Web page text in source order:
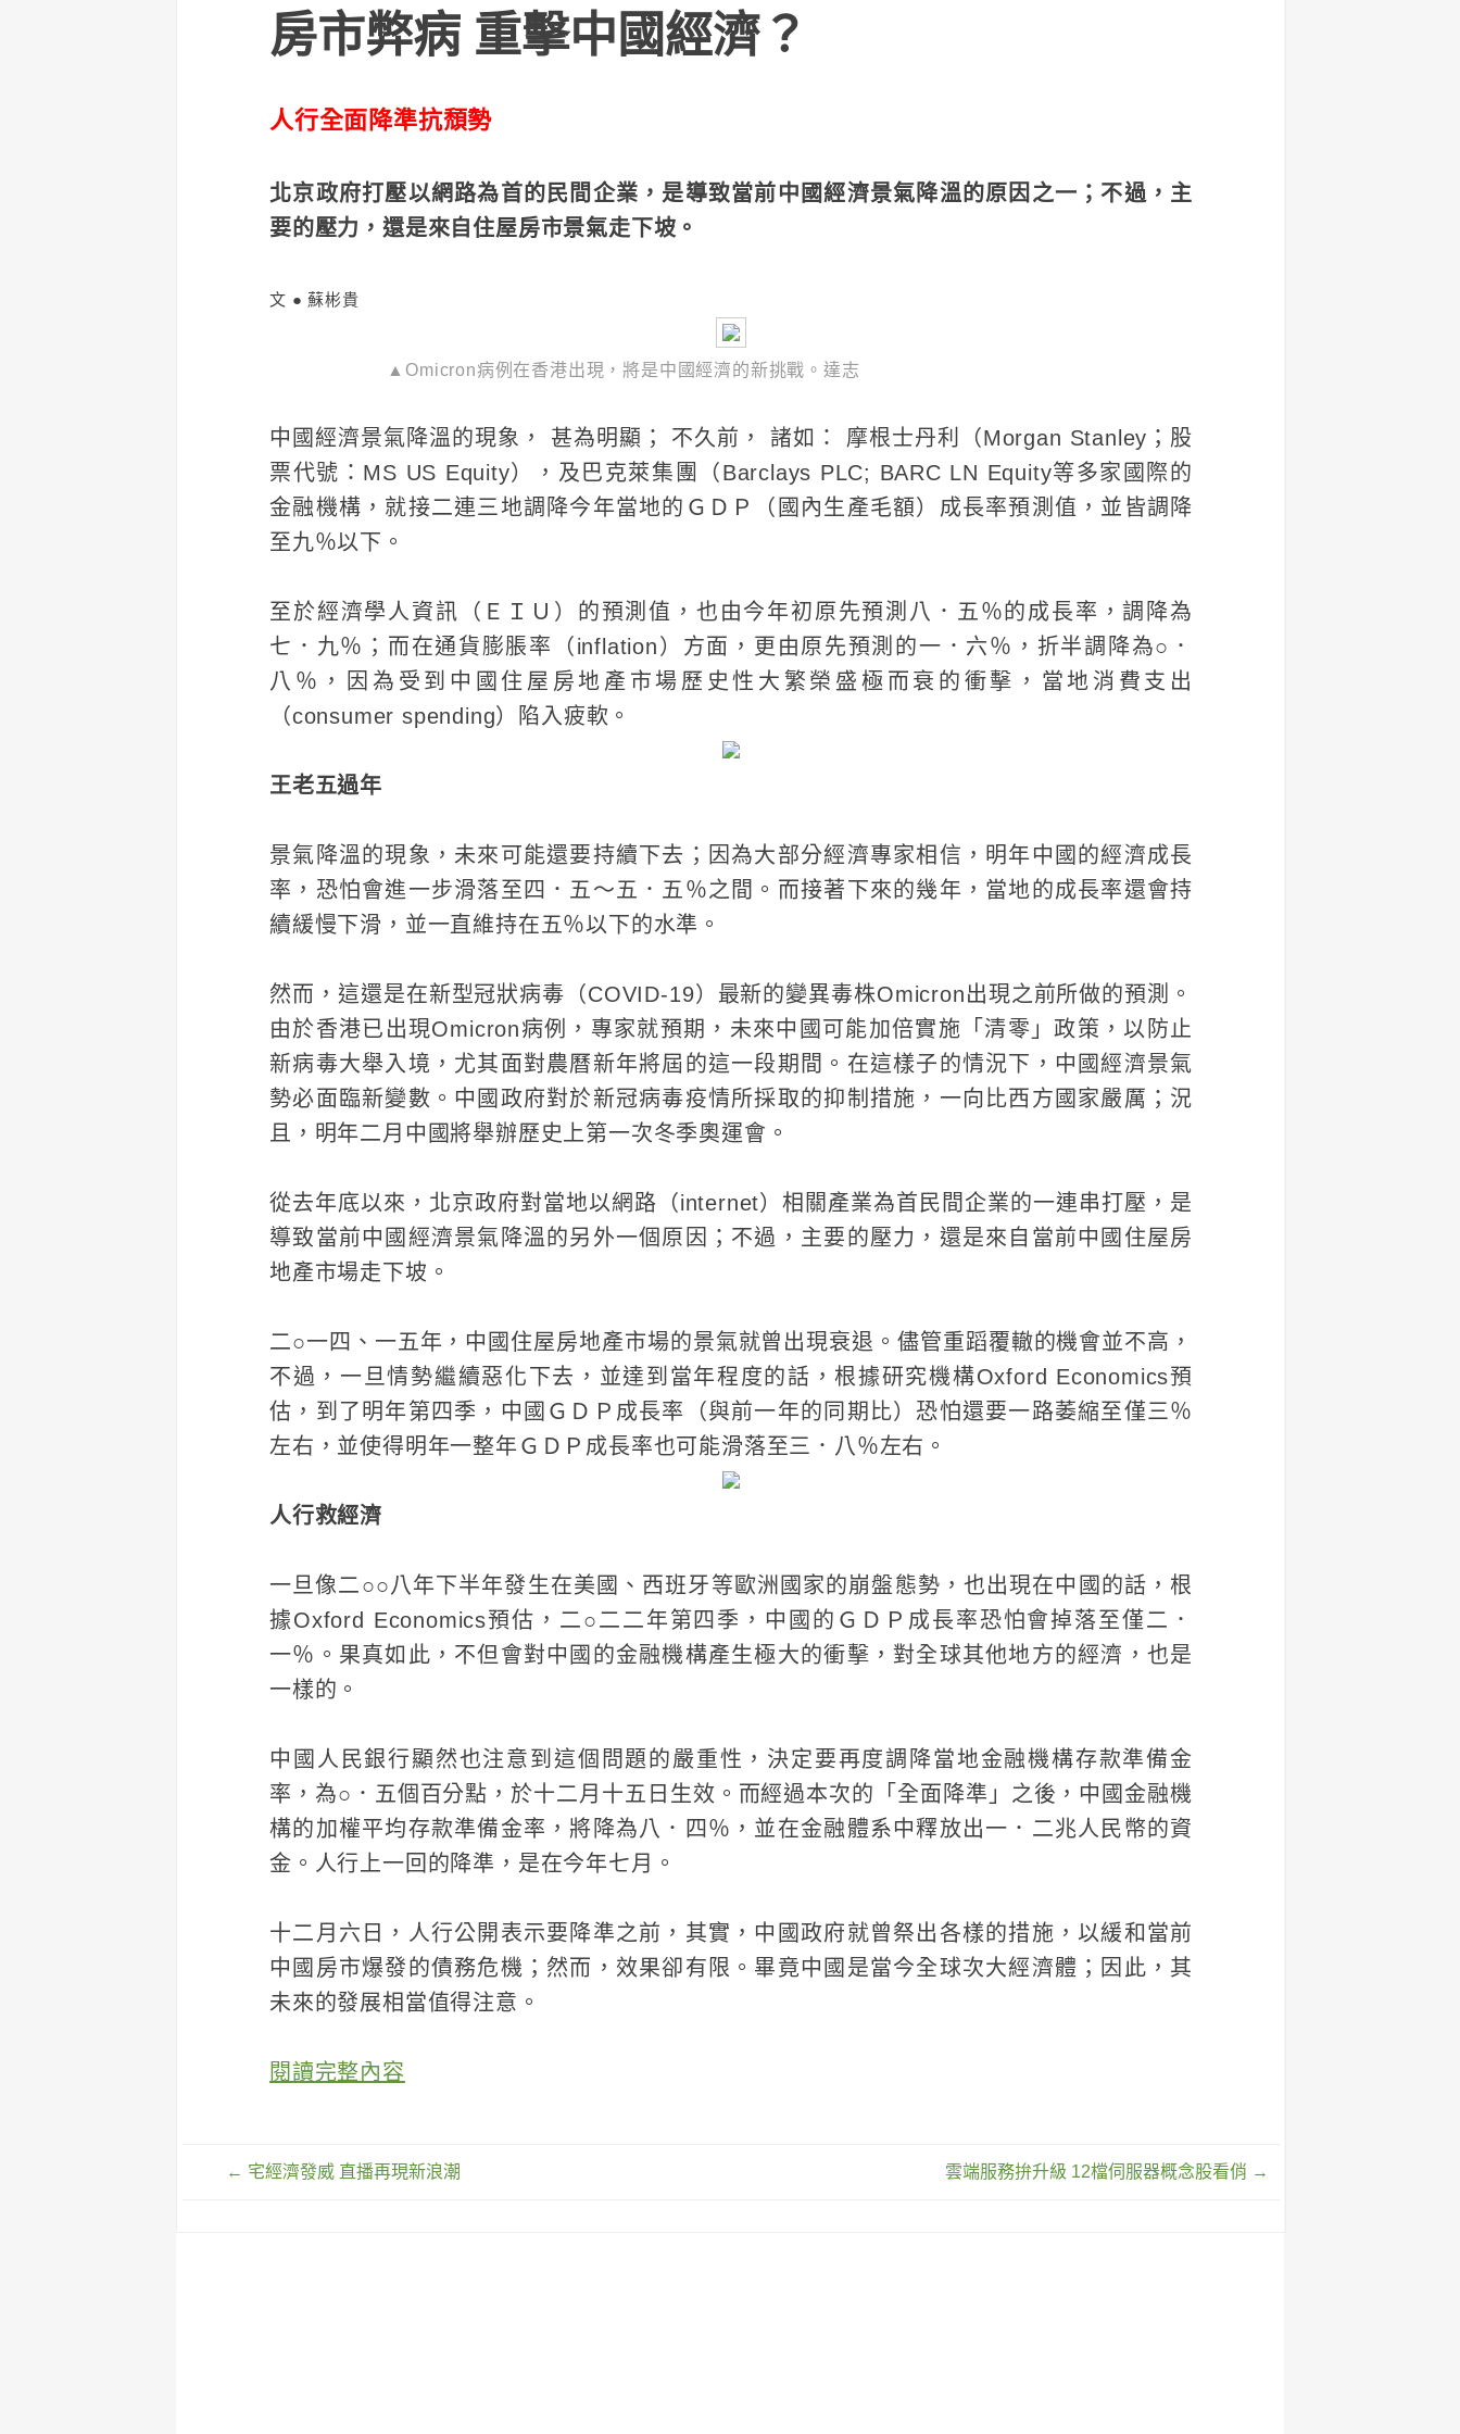
房市弊病 重擊中國經濟？
人行全面降準抗頹勢
北京政府打壓以網路為首的民間企業，是導致當前中國經濟景氣降溫的原因之一；不過，主
要的壓力，還是來自住屋房市景氣走下坡。
文 ● 蘇彬貴
▲Omicron病例在香港出現，將是中國經濟的新挑戰。達志
中國經濟景氣降溫的現象， 甚為明顯； 不久前， 諸如： 摩根士丹利（Morgan Stanley；股
票代號：MS US Equity），及巴克萊集團（Barclays PLC; BARC LN Equity等多家國際的
金融機構，就接二連三地調降今年當地的ＧＤＰ（國內生產毛額）成長率預測值，並皆調降
至九％以下。
至於經濟學人資訊（ＥＩＵ）的預測值，也由今年初原先預測八．五％的成長率，調降為
七．九％；而在通貨膨脹率（inflation）方面，更由原先預測的一．六％，折半調降為○．
八％，因為受到中國住屋房地產市場歷史性大繁榮盛極而衰的衝擊，當地消費支出
（consumer spending）陷入疲軟。
王老五過年
景氣降溫的現象，未來可能還要持續下去；因為大部分經濟專家相信，明年中國的經濟成長
率，恐怕會進一步滑落至四．五～五．五％之間。而接著下來的幾年，當地的成長率還會持
續緩慢下滑，並一直維持在五％以下的水準。
然而，這還是在新型冠狀病毒（COVID-19）最新的變異毒株Omicron出現之前所做的預測。
由於香港已出現Omicron病例，專家就預期，未來中國可能加倍實施「清零」政策，以防止
新病毒大舉入境，尤其面對農曆新年將屆的這一段期間。在這樣子的情況下，中國經濟景氣
勢必面臨新變數。中國政府對於新冠病毒疫情所採取的抑制措施，一向比西方國家嚴厲；況
且，明年二月中國將舉辦歷史上第一次冬季奧運會。
從去年底以來，北京政府對當地以網路（internet）相關產業為首民間企業的一連串打壓，是
導致當前中國經濟景氣降溫的另外一個原因；不過，主要的壓力，還是來自當前中國住屋房
地產市場走下坡。
二○一四、一五年，中國住屋房地產市場的景氣就曾出現衰退。儘管重蹈覆轍的機會並不高，
不過，一旦情勢繼續惡化下去，並達到當年程度的話，根據研究機構Oxford Economics預
估，到了明年第四季，中國ＧＤＰ成長率（與前一年的同期比）恐怕還要一路萎縮至僅三％
左右，並使得明年一整年ＧＤＰ成長率也可能滑落至三．八％左右。
人行救經濟
一旦像二○○八年下半年發生在美國、西班牙等歐洲國家的崩盤態勢，也出現在中國的話，根
據Oxford Economics預估，二○二二年第四季，中國的ＧＤＰ成長率恐怕會掉落至僅二．
一％。果真如此，不但會對中國的金融機構產生極大的衝擊，對全球其他地方的經濟，也是
一樣的。
中國人民銀行顯然也注意到這個問題的嚴重性，決定要再度調降當地金融機構存款準備金
率，為○．五個百分點，於十二月十五日生效。而經過本次的「全面降準」之後，中國金融機
構的加權平均存款準備金率，將降為八．四％，並在金融體系中釋放出一．二兆人民幣的資
金。人行上一回的降準，是在今年七月。
十二月六日，人行公開表示要降準之前，其實，中國政府就曾祭出各樣的措施，以緩和當前
中國房市爆發的債務危機；然而，效果卻有限。畢竟中國是當今全球次大經濟體；因此，其
未來的發展相當值得注意。
閱讀完整內容
文
← 宅經濟發威 直播再現新浪潮 雲端服務拚升級 12檔伺服器概念股看俏 →